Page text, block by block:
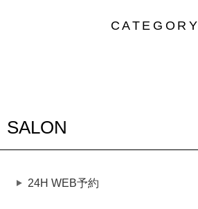
CATEGORY
SALON
24H WEB予約